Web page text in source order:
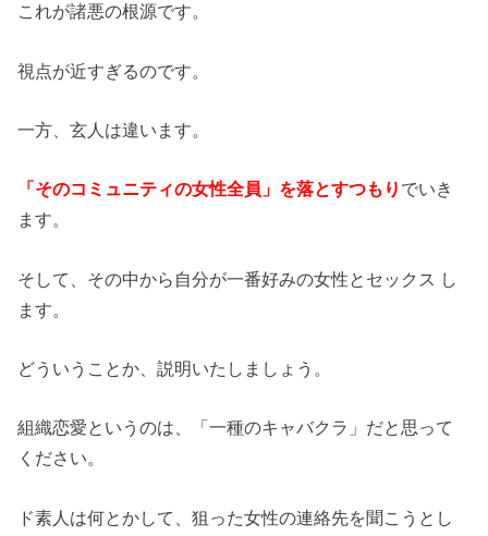
これが諸悪の根源です。
視点が近すぎるのです。
一方、玄人は違います。
「そのコミュニティの女性全員」を落とすつもり でいき
ます。
そして、その中から自分が一番好みの女性とセックス し
ます。
どういうことか、説明いたしましょう。
組織恋愛というのは、「一種のキャバクラ」だと思って
ください。
ド素人は何とかして、狙った女性の連絡先を聞こうとし